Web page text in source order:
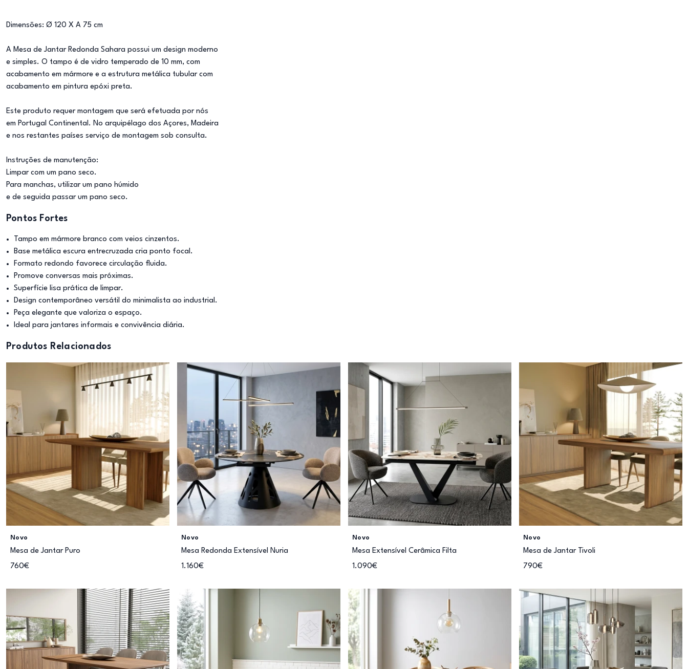
Dimensões: Ø 120 X A 75 cm
A Mesa de Jantar Redonda Sahara possui um design moderno
e simples. O tampo é de vidro temperado de 10 mm, com
acabamento em mármore e a estrutura metálica tubular com
acabamento em pintura epóxi preta.
Este produto requer montagem que será efetuada por nós
em Portugal Continental. No arquipélago dos Açores, Madeira
e nos restantes países serviço de montagem sob consulta.
Instruções de manutenção:
Limpar com um pano seco.
Para manchas, utilizar um pano húmido
e de seguida passar um pano seco.
Pontos Fortes
Tampo em mármore branco com veios cinzentos.
Base metálica escura entrecruzada cria ponto focal.
Formato redondo favorece circulação fluida.
Promove conversas mais próximas.
Superfície lisa prática de limpar.
Design contemporâneo versátil do minimalista ao industrial.
Peça elegante que valoriza o espaço.
Ideal para jantares informais e convivência diária.
Produtos Relacionados
Novo
Mesa de Jantar Puro
760€
Novo
Mesa Redonda Extensível Nuria
1.160€
Novo
Mesa Extensível Cerâmica Filta
1.090€
Novo
Mesa de Jantar Tivoli
790€